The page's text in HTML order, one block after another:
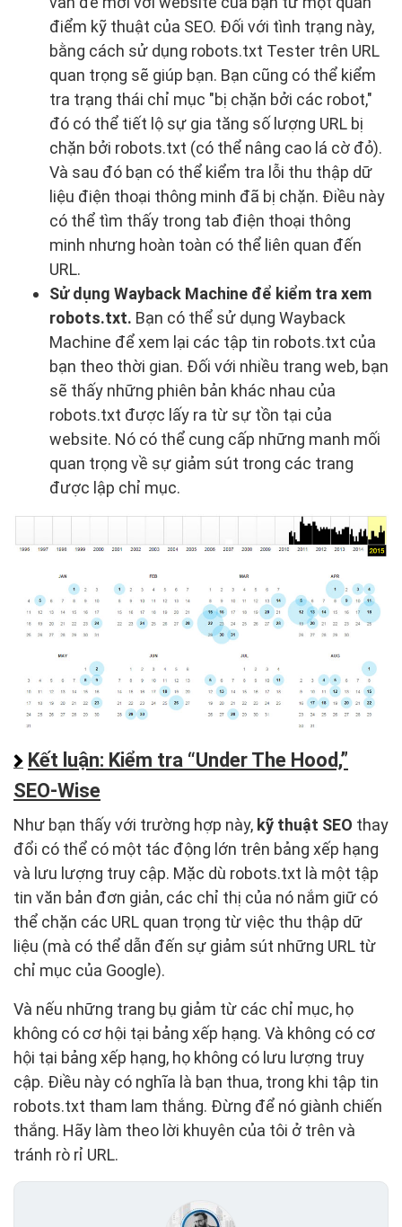
điểm kỹ thuật của SEO. Đối với tình trạng này,
bằng cách sử dụng robots.txt Tester trên URL
quan trọng sẽ giúp bạn. Bạn cũng có thể kiểm
tra trạng thái chỉ mục "bị chặn bởi các robot,"
đó có thể tiết lộ sự gia tăng số lượng URL bị
chặn bởi robots.txt (có thể nâng cao lá cờ đỏ).
Và sau đó bạn có thể kiểm tra lỗi thu thập dữ
liệu điện thoại thông minh đã bị chặn. Điều này
có thể tìm thấy trong tab điện thoại thông
minh nhưng hoàn toàn có thể liên quan đến
URL.
Sử dụng Wayback Machine để kiểm tra xem
robots.txt. Bạn có thể sử dụng Wayback
Machine để xem lại các tập tin robots.txt của
bạn theo thời gian. Đối với nhiều trang web, bạn
sẽ thấy những phiên bản khác nhau của
robots.txt được lấy ra từ sự tồn tại của
website. Nó có thể cung cấp những manh mối
quan trọng về sự giảm sút trong các trang
được lập chỉ mục.
Kết luận: Kiểm tra “Under The Hood,”
SEO-Wise
Như bạn thấy với trường hợp này, kỹ thuật SEO thay
đổi có thể có một tác động lớn trên bảng xếp hạng
và lưu lượng truy cập. Mặc dù robots.txt là một tập
tin văn bản đơn giản, các chỉ thị của nó nắm giữ có
thể chặn các URL quan trọng từ việc thu thập dữ
liệu (mà có thể dẫn đến sự giảm sút những URL từ
chỉ mục của Google).
Và nếu những trang bụ giảm từ các chỉ mục, họ
không có cơ hội tại bảng xếp hạng. Và không có cơ
hội tại bảng xếp hạng, họ không có lưu lượng truy
cập. Điều này có nghĩa là bạn thua, trong khi tập tin
robots.txt tham lam thắng. Đừng để nó giành chiến
thắng. Hãy làm theo lời khuyên của tôi ở trên và
tránh rò rỉ URL.